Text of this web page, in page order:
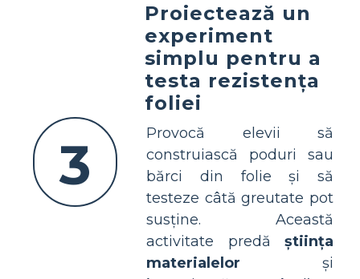
3
Proiectează un
experiment
simplu pentru a
testa rezistența
foliei
Provocă elevii să
construiască poduri sau
bărci din folie și să
testeze câtă greutate pot
susține. Această
activitate predă știința
materialelor și